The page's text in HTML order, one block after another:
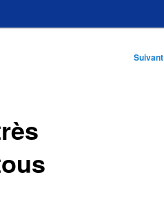
Suivant